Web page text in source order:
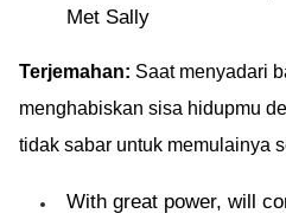
Met Sally
Terjemahan: Saat menyadari
menghabiskan sisa hidupmu
tidak sabar untuk memulainya
With great power, will